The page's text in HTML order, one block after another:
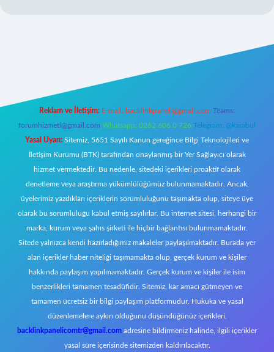
Reklam ve İletişim: E-mail: backlinkpaneli@gmail.com Teams:
forumhizmeti@gmail.com Whatsapp: 0262 606 0 726 Telegram: @karabul
Yasal Uyarı: Sitemiz, 5651 Sayılı Kanun gereğince Bilgi Teknolojileri ve
İletişim Kurumu (BTK) tarafından onaylanmış bir Yer Sağlayıcı olarak
hizmet vermektedir. Bu nedenle, sitedeki içerikleri proaktif olarak
denetleme veya araştırma yükümlülüğümüz bulunmamaktadır. Ancak,
üyelerimiz yazdıkları içeriklerin sorumluluğunu taşımakta olup, siteye üye
olarak bu sorumluluğu kabul etmiş sayılırlar. Bu internet sitesi, herhangi bir
marka, kurum veya şahıs şirketi ile hiçbir bağlantısı bulunmamaktadır.
Sitede yalnızca kendi hazırladığımız makaleler paylaşılmaktadır. Burada yer
alan içerikler haber niteliği taşımamakta olup, gerçek kurum ve kişiler
hakkında paylaşım yapılmamaktadır. Gerçek kurum ve kişiler ile isim
benzerlikleri tamamen tesadüfidir. Sitemiz, kar amacı gütmeyen ve
tamamen ücretsiz bir bilgi paylaşım platformudur. Hukuka ve yasal
düzenlemelere aykırı olduğunu düşündüğünüz içerikleri,
backlinkpanelicomtr@gmail.com adresine bildirmeniz halinde, ilgili içerikler
yasal süre içerisinde sitemizden kaldırılacaktır.